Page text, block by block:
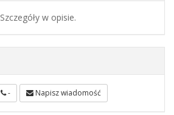
Szczegóły w opisie.
- Napisz wiadomość